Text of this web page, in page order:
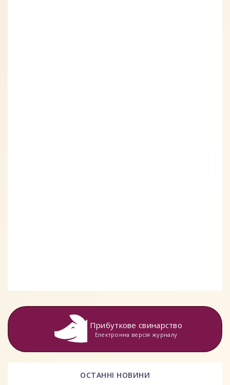
Прибуткове свинарство
Електронна версія журналу
ОСТАННІ НОВИНИ